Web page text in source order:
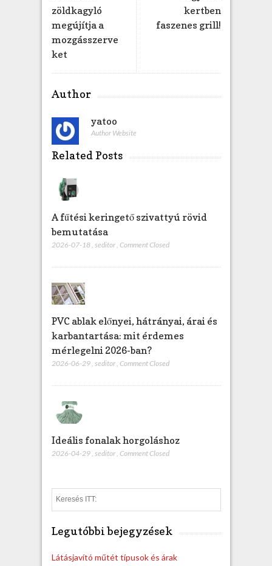
kertben
faszenes grill!
zöldkagyló
megújítja a
mozgásszerve
ket
Author
yatoo
Author Website
Related Posts
A fűtési keringető szivattyú rövid
bemutatása
2026-07-18 seditor Comment Closed
PVC ablak előnyei, hátrányai, árai és
karbantartása: mit érdemes
mérlegelni 2026-ban?
2026-06-29, seditor, Comment Closed
Ideális fonalak horgoláshoz
2026-04-29 seditor Comment Closed
e
Legutóbbi bejegyzések
Látásjavító műtét típusok és árak